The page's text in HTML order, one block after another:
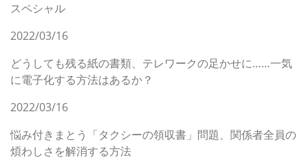
スペシャル
2022/03/16
どうしても残る紙の書類、テレワークの足かせに……一気
に電子化する方法はあるか？
2022/03/16
悩み付きまとう「タクシーの領収書」問題、関係者全員の
煩わしさを解消する方法